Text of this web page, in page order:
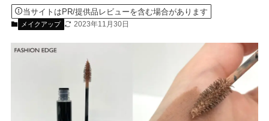
当サイトはPR/提供品レビューを含む場合があります
メイクアップ 2023年11月30日